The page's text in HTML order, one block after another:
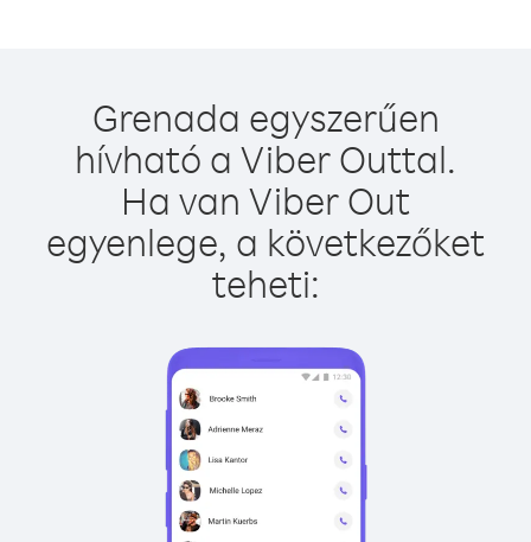
Grenada egyszerűen
hívható a Viber Outtal.
Ha van Viber Out
egyenlege, a következőket
teheti: